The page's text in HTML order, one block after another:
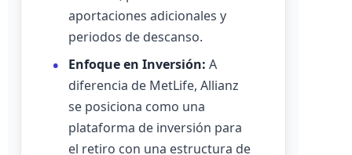
aportaciones adicionales y
periodos de descanso.
Enfoque en Inversión: A
diferencia de MetLife, Allianz
se posiciona como una
plataforma de inversión para
el retiro con una estructura de